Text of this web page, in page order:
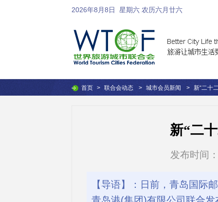
2026年8月8日 星期六 农历六月廿六
首页 > 联合会动态 > 城市会员新闻 > 新“二十
新“二
发布时间
【导语】：日前，青岛国际